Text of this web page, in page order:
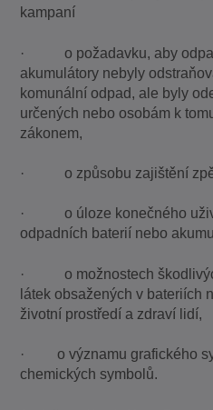
kampaní
· o požadavku, aby
akumulátory nebyly
komunální odpad, ale byly
určených nebo osobám k
zákonem,
· o způsobu zajištění
· o úloze konečného
odpadních baterií nebo
· o možnostech
látek obsažených v bateriích
životní prostředí a zdraví lidí,
· o významu grafického
chemických symbolů.